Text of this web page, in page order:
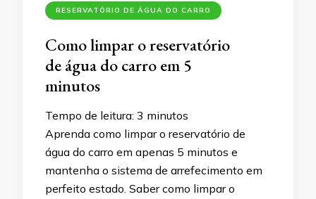
RESERVATÓRIO DE ÁGUA DO CARRO
Como limpar o reservatório
de água do carro em 5
minutos
Tempo de leitura: 3 minutos
Aprenda como limpar o reservatório de
água do carro em apenas 5 minutos e
mantenha o sistema de arrefecimento em
perfeito estado. Saber como limpar o